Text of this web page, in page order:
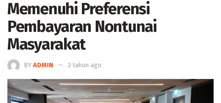
Memenuhi Preferensi
Pembayaran Nontunai
Masyarakat
BY ADMIN 2 tahun ago